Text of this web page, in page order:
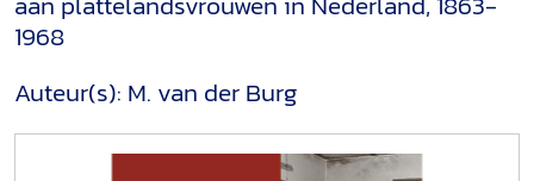
1968
Auteur(s): M. van der Burg